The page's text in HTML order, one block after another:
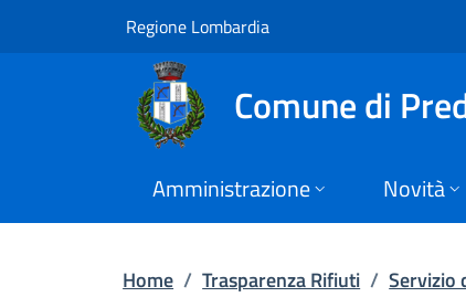
Vai al contenuto principale
Comune di
Regione Lombardia
Comune di
Amministrazione Novità
Home / Trasparenza Rifiuti / Servizio